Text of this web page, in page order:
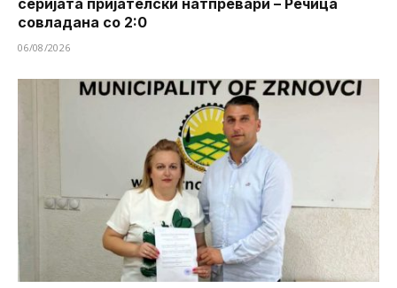
совладана со 2:0
06/08/2026